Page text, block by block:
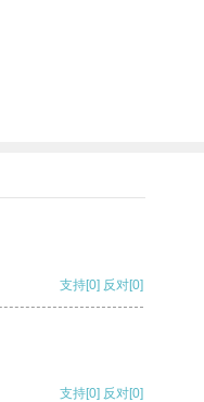
支持[0] 反对[0]
支持[0] 反对[0]